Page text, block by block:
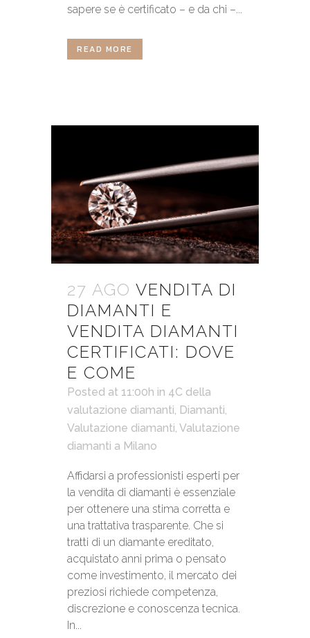
sapere se è certificato – e da chi –...
READ MORE
27 AGO VENDITA DI
DIAMANTI E
VENDITA DIAMANTI
CERTIFICATI: DOVE
E COME
Posted at 11:00h in 4C della
valutazione diamanti, Diamanti,
Valutazione diamanti, Valutazione
diamanti a Milano
Affidarsi a professionisti esperti per
la vendita di diamanti è essenziale
per ottenere una stima corretta e
una trattativa trasparente. Che si
tratti di un diamante ereditato,
acquistato anni prima o pensato
come investimento, il mercato dei
preziosi richiede competenza,
discrezione e conoscenza tecnica.
In...